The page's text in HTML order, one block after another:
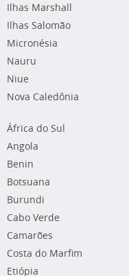
Ilhas Marshall
Ilhas Salomão
Micronésia
Nauru
Niue
Nova Caledônia
África do Sul
Angola
Benin
Botsuana
Burundi
Cabo Verde
Camarões
Costa do Marfim
Etiópia